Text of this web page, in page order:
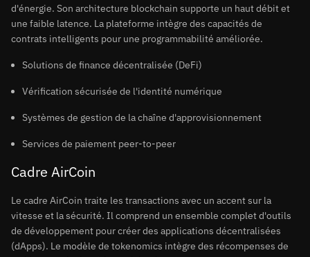
d'énergie. Son architecture blockchain supporte un haut débit et
une faible latence. La plateforme intègre des capacités de
contrats intelligents pour une programmabilité améliorée.
Solutions de finance décentralisée (DeFi)
Vérification sécurisée de l'identité numérique
Systèmes de gestion de la chaîne d'approvisionnement
Services de paiement peer-to-peer
Cadre AirCoin
Le cadre AirCoin traite les transactions avec un accent sur la
vitesse et la sécurité. Il comprend un ensemble complet d'outils
de développement pour créer des applications décentralisées
(dApps). Le modèle de tokenomics intègre des récompenses de